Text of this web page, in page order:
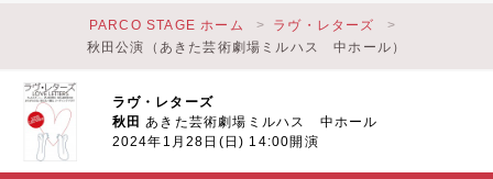
ラヴ・レターズ
秋田あきた芸術劇場ミルハス 中ホール
2024年1月28日(日) 14:00開演
PARCO STAGE ホーム
ラヴ・レターズ
秋田公演（あきた芸術劇場ミルハス 中ホール）